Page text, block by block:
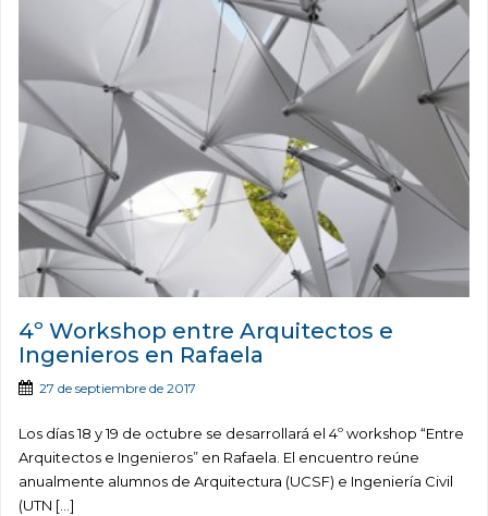
4º Workshop entre Arquitectos e
Ingenieros en Rafaela
27 de septiembre de 2017
Los días 18 y 19 de octubre se desarrollará el 4º workshop “Entre
Arquitectos e Ingenieros” en Rafaela. El encuentro reúne
anualmente alumnos de Arquitectura (UCSF) e Ingeniería Civil
(UTN […]